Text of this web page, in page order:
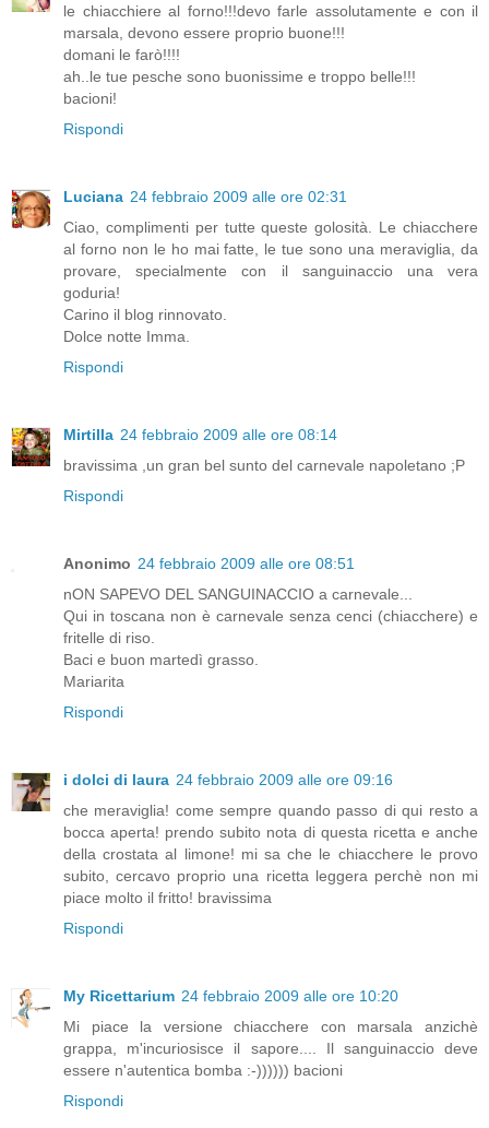
le chiacchiere al forno!!!devo farle assolutamente e con il
marsala, devono essere proprio buone!!!
domani le farò!!!!
ah..le tue pesche sono buonissime e troppo belle!!!
bacioni!
Rispondi
Luciana 24 febbraio 2009 alle ore 02:31
Ciao, complimenti per tutte queste golosità. Le chiacchere
al forno non le ho mai fatte, le tue sono una meraviglia, da
provare, specialmente con il sanguinaccio una vera
goduria!
Carino il blog rinnovato.
Dolce notte Imma.
Rispondi
Mirtilla 24 febbraio 2009 alle ore 08:14
bravissima ,un gran bel sunto del carnevale napoletano ;P
Rispondi
Anonimo 24 febbraio 2009 alle ore 08:51
nON SAPEVO DEL SANGUINACCIO a carnevale...
Qui in toscana non è carnevale senza cenci (chiacchere) e
fritelle di riso.
Baci e buon martedì grasso.
Mariarita
Rispondi
i dolci di laura 24 febbraio 2009 alle ore 09:16
che meraviglia! come sempre quando passo di qui resto a
bocca aperta! prendo subito nota di questa ricetta e anche
della crostata al limone! mi sa che le chiacchere le provo
subito, cercavo proprio una ricetta leggera perchè non mi
piace molto il fritto! bravissima
Rispondi
My Ricettarium 24 febbraio 2009 alle ore 10:20
Mi piace la versione chiacchere con marsala anzichè
grappa, m'incuriosisce il sapore.... Il sanguinaccio deve
essere n'autentica bomba :-)))))) bacioni
Rispondi